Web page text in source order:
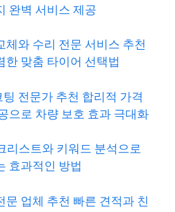
완벽 서비스 제공
체와 수리 전문 서비스 추천
한 맞춤 타이어 선택법
전문가 추천 합리적 가격
으로 차량 보호 효과 극대화
리스트와 키워드 분석으로
효과적인 방법
문 업체 추천 빠른 견적과 친